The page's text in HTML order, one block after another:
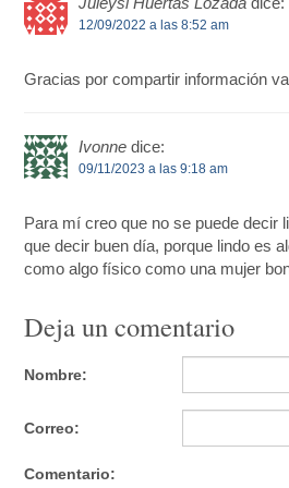
12/09/2022 a las 8:52 am
Gracias por compartir información
Ivonne dice:
09/11/2023 a las 9:18 am
Para mí creo que no se puede decir
que decir buen día, porque lindo es
como algo físico como una mujer
Deja un comentario
Nombre:
Correo:
Comentario: